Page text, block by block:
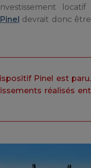
devrait donc
Pinel est
réalisés